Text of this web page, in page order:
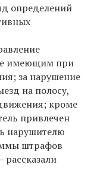
определений
имеющим при
за нарушение
на полосу,
кроме
привлечен
нарушителю
штрафов
рассказали